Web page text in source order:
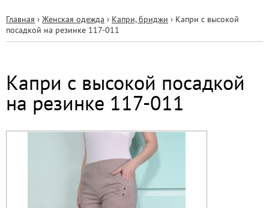
Вы
Главная › Женская одежда › Капри, бриджи › Капри с высокой
посадкой на резинке 117-011
Капри с высокой посадкой
на резинке 117-011